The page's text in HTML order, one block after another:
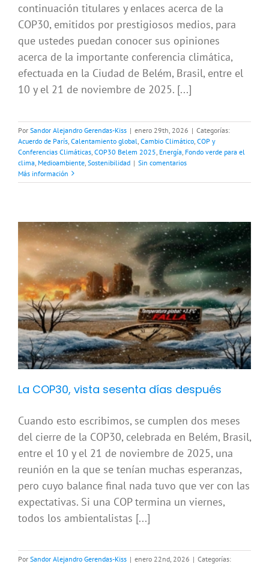
continuación titulares y enlaces acerca de la
COP30, emitidos por prestigiosos medios, para
que ustedes puedan conocer sus opiniones
acerca de la importante conferencia climática,
efectuada en la Ciudad de Belém, Brasil, entre el
10 y el 21 de noviembre de 2025. [...]
Por Sandor Alejandro Gerendas-Kiss | enero 29th, 2026 | Categorías:
Acuerdo de París Calentamiento global Cambio Climático COP y
Conferencias Climáticas COP30 Belem 2025 Energía Fondo verde para el
clima Medioambiente Sostenibilidad | Sin comentarios
Más información
La COP30, vista sesenta días después
Cuando esto escribimos, se cumplen dos meses
del cierre de la COP30, celebrada en Belém, Brasil,
entre el 10 y el 21 de noviembre de 2025, una
reunión en la que se tenían muchas esperanzas,
pero cuyo balance final nada tuvo que ver con las
expectativas. Si una COP termina un viernes,
todos los ambientalistas [...]
Por Sandor Alejandro Gerendas-Kiss | enero 22nd, 2026 | Categorías: